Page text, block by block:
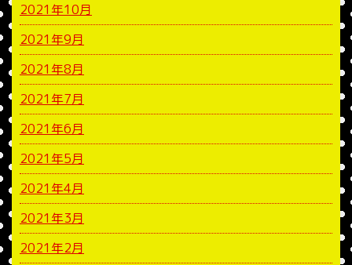
2021年10月
2021年9月
2021年8月
2021年7月
2021年6月
2021年5月
2021年4月
2021年3月
2021年2月